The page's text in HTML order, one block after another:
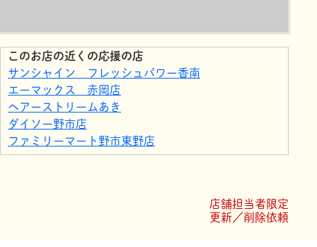
このお店の近くの応援の店
サンシャイン フレッシュパワー香南
エーマックス 赤岡店
ヘアーストリームあき
ダイソー野市店
ファミリーマート野市東野店
ローソン 夜須町坪井店
VILLA URARA &脱毛サロンうらら安芸店
店舗担当者限定
更新／削除依頼